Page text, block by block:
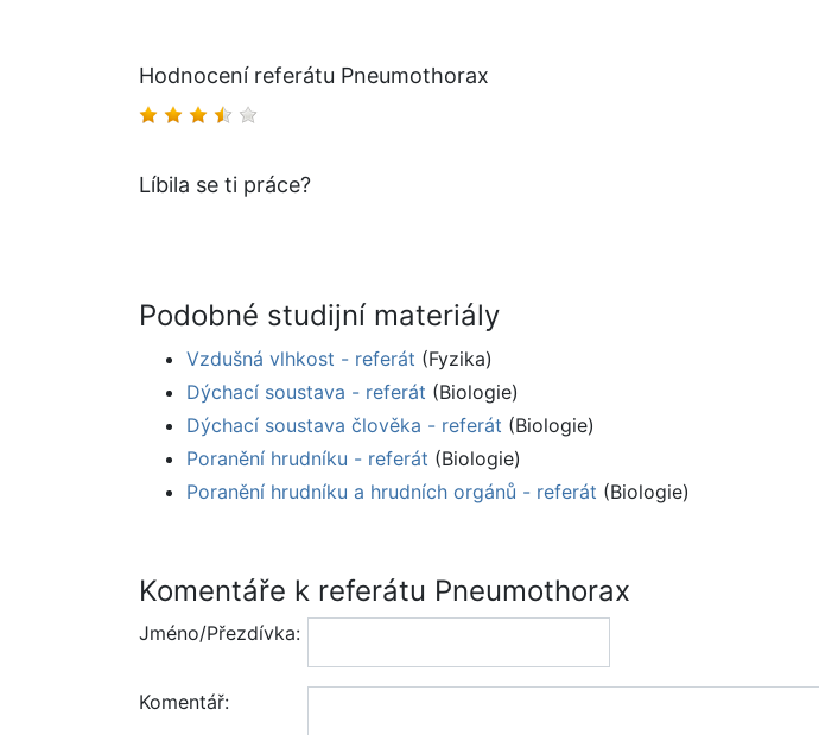
Hodnocení referátu Pneumothorax
Líbila se ti práce?
Podobné studijní materiály
Vzdušná vlhkost - referát (Fyzika)
Dýchací soustava - referát (Biologie)
Dýchací soustava člověka - referát (Biologie)
Poranění hrudníku - referát (Biologie)
Poranění hrudníku a hrudních orgánů - referát (Biologie)
Komentáře k referátu Pneumothorax
Jméno/Přezdívka:
Komentář: